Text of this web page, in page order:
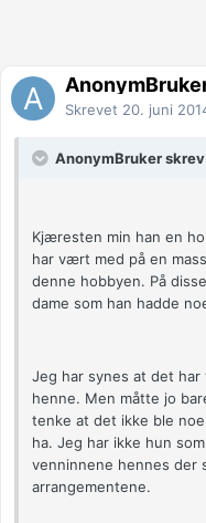
Skrevet 20. juni
AnonymBruker
Kjæresten min han en
har vært med på en
denne hobbyen. På
dame som han hadde
Jeg har synes at det
henne. Men måtte jo
tenke at det ikke ble
ha. Jeg har ikke hun
venninnene hennes der
arrangementene.